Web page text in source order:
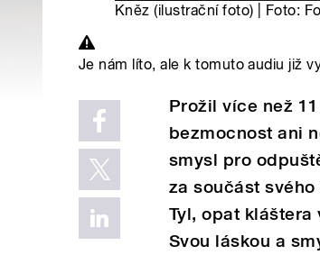
Kněz (ilustrační foto) | Foto:
Je nám líto, ale k tomuto audiu již
Prožil více než
bezmocnost ani
smysl pro
za součást
Tyl, opat kláštera
Svou láskou a